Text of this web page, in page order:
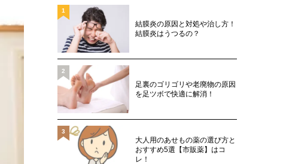
結膜炎の原因と対処や治し方！
結膜炎はうつるの？
1
足裏のゴリゴリや老廃物の原因
を足ツボで快適に解消！
2
大人用のあせもの薬の選び方と
おすすめ5選【市販薬】はコ
レ！
3